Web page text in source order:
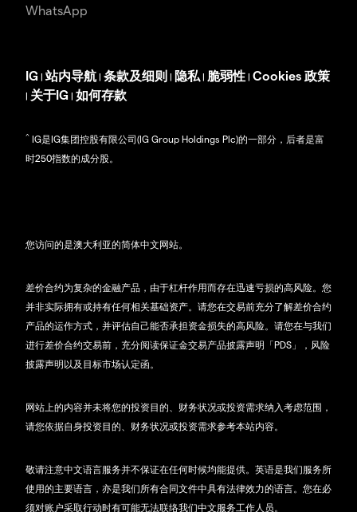
WhatsApp
IG |站内导航 | 条款及细则 | 隐私 | 脆弱性 | Cookies 政策
| 关于IG | 如何存款
^ IG是IG集团控股有限公司(IG Group Holdings Plc)的一部分，后者是富
时250指数的成分股。
您访问的是澳大利亚的简体中文网站。
差价合约为复杂的金融产品，由于杠杆作用而存在迅速亏损的高风险。您
并非实际拥有或持有任何相关基础资产。请您在交易前充分了解差价合约
产品的运作方式，并评估自己能否承担资金损失的高风险。请您在与我们
进行差价合约交易前，充分阅读保证金交易产品披露声明「PDS」，风险
披露声明以及目标市场认定函。
网站上的内容并未将您的投资目的、财务状况或投资需求纳入考虑范围，
请您依据自身投资目的、财务状况或投资需求参考本站内容。
敬请注意中文语言服务并不保证在任何时候均能提供。英语是我们服务所
使用的主要语言，亦是我们所有合同文件中具有法律效力的语言。您在必
须对账户采取行动时有可能无法联络我们中文服务工作人员。